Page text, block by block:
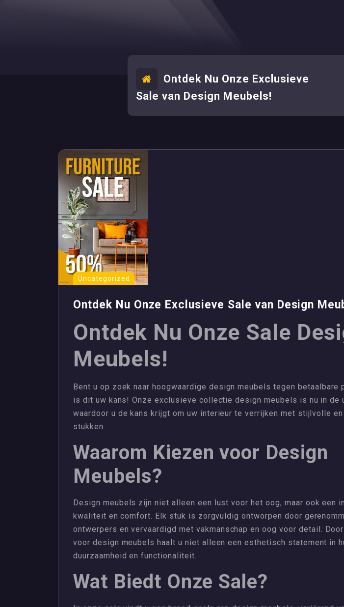
Ontdek Nu Onze Exclusieve
Sale van Design Meubels!
Uncategorized
Ontdek Nu Onze Exclusieve Sale van Design
Ontdek Nu Onze Sale
Meubels!
Bent u op zoek naar hoogwaardige design meubels tegen betaalbare
is dit uw kans! Onze exclusieve collectie design meubels is nu in de
waardoor u de kans krijgt om uw interieur te verrijken met stijlvolle
stukken.
Waarom Kiezen voor Design
Meubels?
Design meubels zijn niet alleen een lust voor het oog, maar ook een
kwaliteit en comfort. Elk stuk is zorgvuldig ontworpen door
ontwerpers en vervaardigd met vakmanschap en oog voor detail.
voor design meubels haalt u niet alleen een esthetisch statement in
duurzaamheid en functionaliteit.
Wat Biedt Onze Sale?